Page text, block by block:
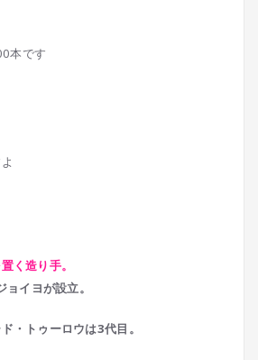
本です
く造り手。
イヨが設立。
・トゥーロウは3代目。